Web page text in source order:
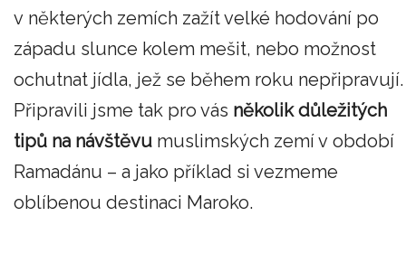
v některých zemích zažít velké hodování po
západu slunce kolem mešit, nebo možnost
ochutnat jídla, jež se během roku nepřipravují.
Připravili jsme tak pro vás několik důležitých
tipů na návštěvu muslimských zemí v období
Ramadánu – a jako příklad si vezmeme
oblíbenou destinaci Maroko.